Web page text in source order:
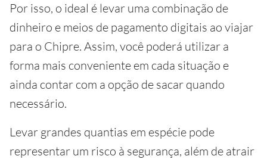
Por isso, o ideal é levar uma combinação de
dinheiro e meios de pagamento digitais ao viajar
para o Chipre. Assim, você poderá utilizar a
forma mais conveniente em cada situação e
ainda contar com a opção de sacar quando
necessário.
Levar grandes quantias em espécie pode
representar um risco à segurança, além de atrair